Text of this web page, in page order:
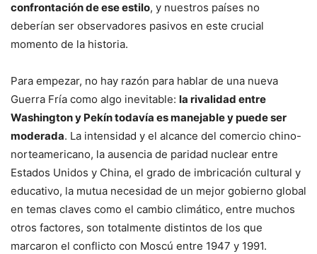
confrontación de ese estilo, y nuestros países no
deberían ser observadores pasivos en este crucial
momento de la historia.
Para empezar, no hay razón para hablar de una nueva
Guerra Fría como algo inevitable: la rivalidad entre
Washington y Pekín todavía es manejable y puede ser
moderada. La intensidad y el alcance del comercio chino-
norteamericano, la ausencia de paridad nuclear entre
Estados Unidos y China, el grado de imbricación cultural y
educativo, la mutua necesidad de un mejor gobierno global
en temas claves como el cambio climático, entre muchos
otros factores, son totalmente distintos de los que
marcaron el conflicto con Moscú entre 1947 y 1991.